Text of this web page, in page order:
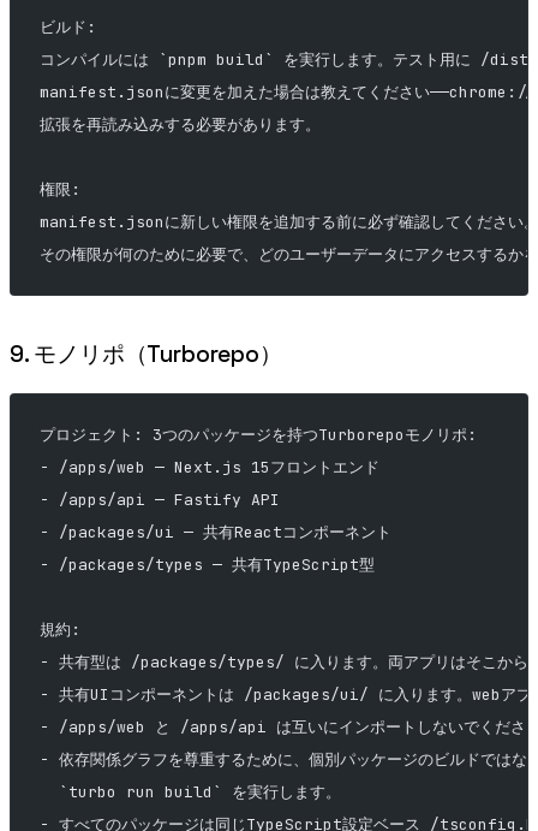
ビルド:
コンパイルには `pnpm build` を実行します。テスト用に /dist/
manifest.jsonに変更を加えた場合は教えてください
拡張を再読み込みする必要があります。
権限:
manifest.jsonに新しい権限を追加する前に必ず確認してください。
その権限が何のために必要で、どのユーザーデータにアクセスするか
9. モノリポ（Turborepo）
プロジェクト: 3つのパッケージを持つTurborepoモノリポ:
- /apps/web — Next.js 15フロントエンド
- /apps/api — Fastify API
- /packages/ui — 共有Reactコンポーネント
- /packages/types — 共有TypeScript型
規約:
- 共有型は /packages/types/ に入ります。両アプリはそこから
- 共有UIコンポーネントは /packages/ui/ に入ります。webアプ
- /apps/web と /apps/api は互いにインポートしないでくださ
- 依存関係グラフを尊重するために、個別パッケージのビルドではな
  `turbo run build` を実行します。
- すべてのパッケージは同じTypeScript設定ベース /